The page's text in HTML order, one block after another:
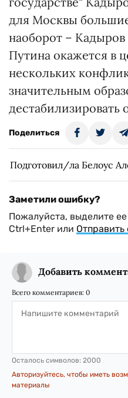
для Москвы
наоборот –
Путина окажется в
нескольких
значительным
дестабилизировать
Поделиться
Подготовил/ла Белоус
Заметили ошибку?
Пожалуйста, выделите
Ctrl+Enter или
Добавить
Всего комментариев: 0
Осталось символов: 2000
Авторизуйтесь, чтобы иметь
материалы